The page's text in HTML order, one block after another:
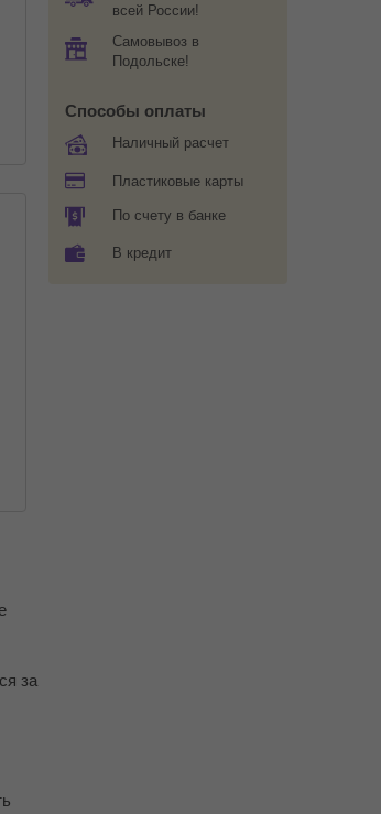
всей России!
Самовывоз в
Подольске!
Способы оплаты
Наличный расчет
Пластиковые карты
По счету в банке
В кредит
за